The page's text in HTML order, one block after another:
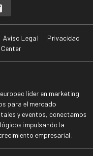
Aviso Legal
Privacidad
líder en marketing
para el mercado
y eventos, conectamos
impulsando la
empresarial.